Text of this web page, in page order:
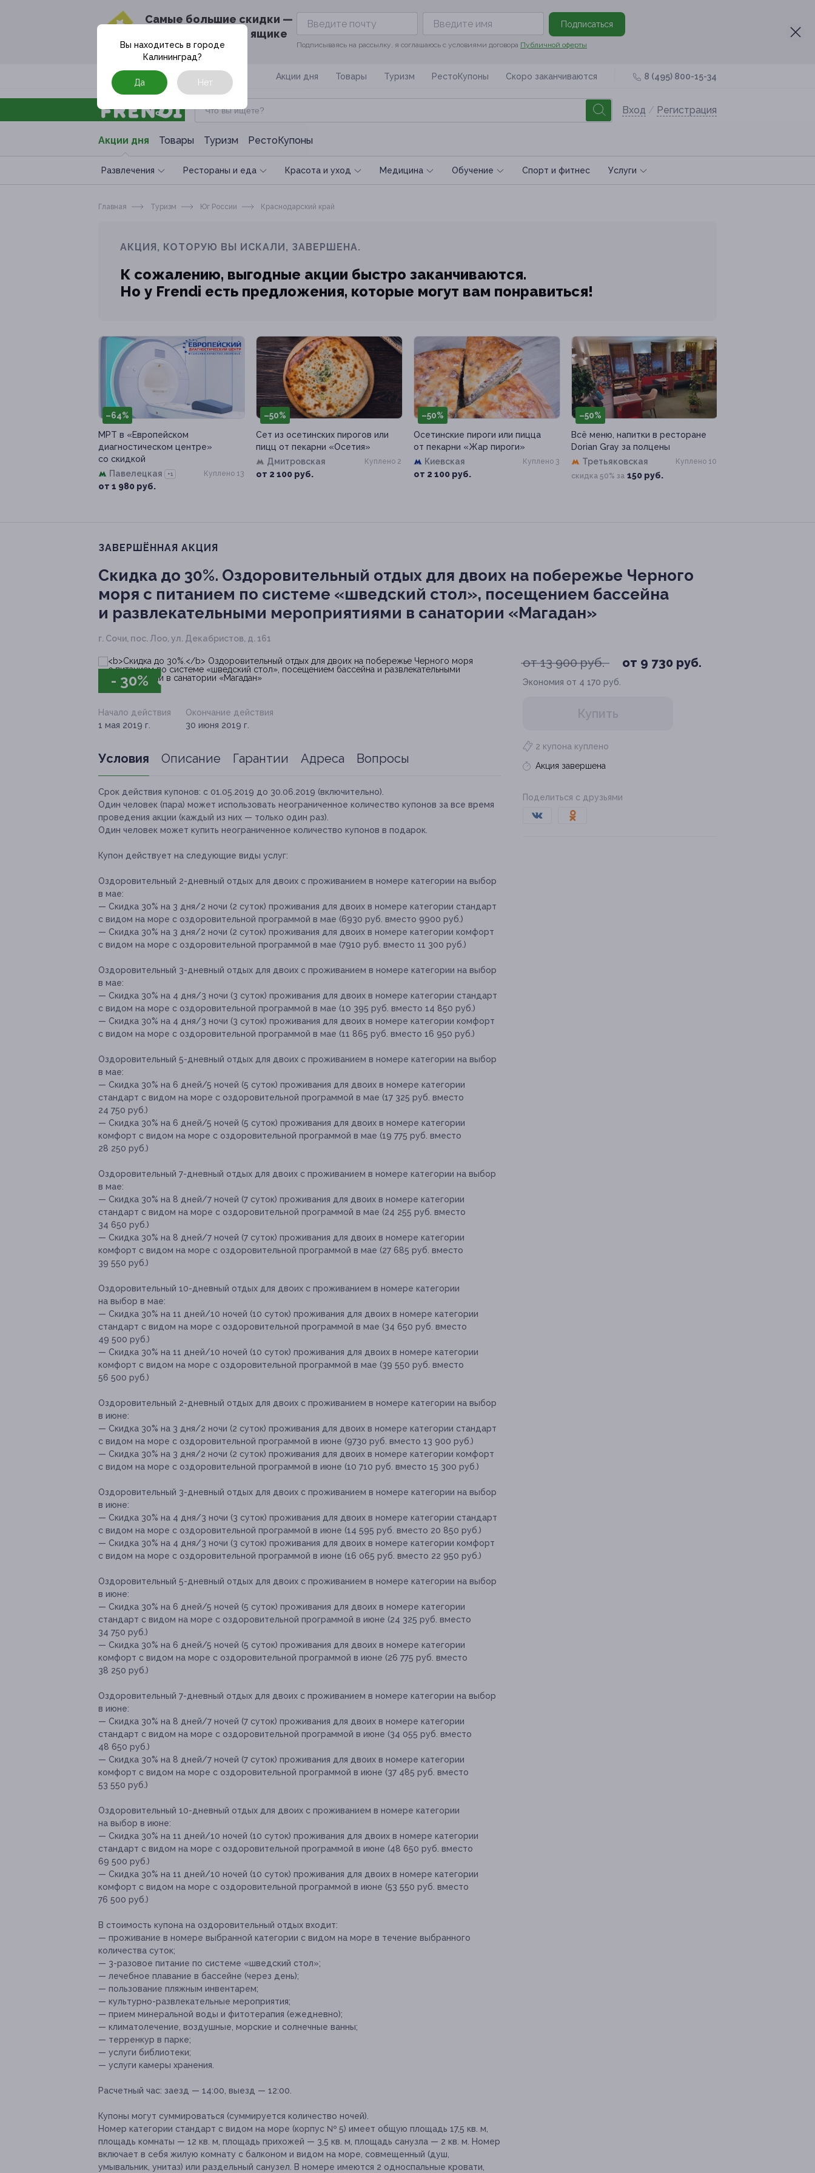
Cамые большие скидки —
в твоём почтовом ящике
Подписаться
Подписываясь на рассылку, я соглашаюсь с условиями договора Публичной оферты
Москва Акции дня Товары Туризм РестоКупоны Скоро заканчиваются 8 (495) 800-15-34
Вход / Регистрация
Акции дня Товары Туризм РестоКупоны
Развлечения Рестораны и еда Красота и уход Медицина Обучение Спoрт и фитнес Услуги
Вы находитесь в городе
Калининград?
Да Нет
Главная Туризм Юг России Краснодарский край
АКЦИЯ, КОТОРУЮ ВЫ ИСКАЛИ, ЗАВЕРШЕНА.
К сожалению, выгодные акции быстро заканчиваются.
Но у Frendi есть предложения, которые могут вам понравиться!
–64%
МРТ в «Европейском
диагностическом центре»
со скидкой
Павелецкая
+1
от 1 980 руб.
Куплено 13
–50%
Сет из осетинских пирогов или
пицц от пекарни «Осетия»
Дмитровская
от 2 100 руб.
Куплено 2
–50%
Осетинские пироги или пицца
от пекарни «Жар пироги»
Киевская
от 2 100 руб.
Куплено 3
–50%
Всё меню, напитки в ресторане
Dorian Gray за полцены
Третьяковская
скидка 50% за 150 руб.
Куплено 10
ЗАВЕРШЁННАЯ АКЦИЯ
Скидка до 30%. Оздоровительный отдых для двоих на побережье Черного
моря с питанием по системе «шведский стол», посещением бассейна
и развлекательными мероприятиями в санатории «Магадан»
г. Сочи, пос. Лоо, ул. Декабристов, д. 161
- 30%
от 13 900 руб. от 9 730 руб.
Экономия от 4 170 руб.
Купить
2 купона куплено
Акция завершена
Поделиться с друзьями
Начало действия
1 мая 2019 г.
Окончание действия
30 июня 2019 г.
Условия Описание Гарантии Адреса Вопросы
Срок действия купонов: с 01.05.2019 до 30.06.2019 (включительно).
Один человек (пара) может использовать неограниченное количество купонов за все время
проведения акции (каждый из них — только один раз).
Один человек может купить неограниченное количество купонов в подарок.
Купон действует на следующие виды услуг:
Оздоровительный 2-дневный отдых для двоих с проживанием в номере категории на выбор
в мае:
— Скидка 30% на 3 дня/2 ночи (2 суток) проживания для двоих в номере категории стандарт
с видом на море с оздоровительной программой в мае (6930 руб. вместо 9900 руб.)
— Скидка 30% на 3 дня/2 ночи (2 суток) проживания для двоих в номере категории комфорт
с видом на море с оздоровительной программой в мае (7910 руб. вместо 11 300 руб.)
Оздоровительный 3-дневный отдых для двоих с проживанием в номере категории на выбор
в мае:
— Скидка 30% на 4 дня/3 ночи (3 суток) проживания для двоих в номере категории стандарт
с видом на море с оздоровительной программой в мае (10 395 руб. вместо 14 850 руб.)
— Скидка 30% на 4 дня/3 ночи (3 суток) проживания для двоих в номере категории комфорт
с видом на море с оздоровительной программой в мае (11 865 руб. вместо 16 950 руб.)
Оздоровительный 5-дневный отдых для двоих с проживанием в номере категории на выбор
в мае:
— Скидка 30% на 6 дней/5 ночей (5 суток) проживания для двоих в номере категории
стандарт с видом на море с оздоровительной программой в мае (17 325 руб. вместо
24 750 руб.)
— Скидка 30% на 6 дней/5 ночей (5 суток) проживания для двоих в номере категории
комфорт с видом на море с оздоровительной программой в мае (19 775 руб. вместо
28 250 руб.)
Оздоровительный 7-дневный отдых для двоих с проживанием в номере категории на выбор
в мае:
— Скидка 30% на 8 дней/7 ночей (7 суток) проживания для двоих в номере категории
стандарт с видом на море с оздоровительной программой в мае (24 255 руб. вместо
34 650 руб.)
— Скидка 30% на 8 дней/7 ночей (7 суток) проживания для двоих в номере категории
комфорт с видом на море с оздоровительной программой в мае (27 685 руб. вместо
39 550 руб.)
Оздоровительный 10-дневный отдых для двоих с проживанием в номере категории
на выбор в мае:
— Скидка 30% на 11 дней/10 ночей (10 суток) проживания для двоих в номере категории
стандарт с видом на море с оздоровительной программой в мае (34 650 руб. вместо
49 500 руб.)
— Скидка 30% на 11 дней/10 ночей (10 суток) проживания для двоих в номере категории
комфорт с видом на море с оздоровительной программой в мае (39 550 руб. вместо
56 500 руб.)
Оздоровительный 2-дневный отдых для двоих с проживанием в номере категории на выбор
в июне:
— Скидка 30% на 3 дня/2 ночи (2 суток) проживания для двоих в номере категории стандарт
с видом на море с оздоровительной программой в июне (9730 руб. вместо 13 900 руб.)
— Скидка 30% на 3 дня/2 ночи (2 суток) проживания для двоих в номере категории комфорт
с видом на море с оздоровительной программой в июне (10 710 руб. вместо 15 300 руб.)
Оздоровительный 3-дневный отдых для двоих с проживанием в номере категории на выбор
в июне:
— Скидка 30% на 4 дня/3 ночи (3 суток) проживания для двоих в номере категории стандарт
с видом на море с оздоровительной программой в июне (14 595 руб. вместо 20 850 руб.)
— Скидка 30% на 4 дня/3 ночи (3 суток) проживания для двоих в номере категории комфорт
с видом на море с оздоровительной программой в июне (16 065 руб. вместо 22 950 руб.)
Оздоровительный 5-дневный отдых для двоих с проживанием в номере категории на выбор
в июне:
— Скидка 30% на 6 дней/5 ночей (5 суток) проживания для двоих в номере категории
стандарт с видом на море с оздоровительной программой в июне (24 325 руб. вместо
34 750 руб.)
— Скидка 30% на 6 дней/5 ночей (5 суток) проживания для двоих в номере категории
комфорт с видом на море с оздоровительной программой в июне (26 775 руб. вместо
38 250 руб.)
Оздоровительный 7-дневный отдых для двоих с проживанием в номере категории на выбор
в июне:
— Скидка 30% на 8 дней/7 ночей (7 суток) проживания для двоих в номере категории
стандарт с видом на море с оздоровительной программой в июне (34 055 руб. вместо
48 650 руб.)
— Скидка 30% на 8 дней/7 ночей (7 суток) проживания для двоих в номере категории
комфорт с видом на море с оздоровительной программой в июне (37 485 руб. вместо
53 550 руб.)
Оздоровительный 10-дневный отдых для двоих с проживанием в номере категории
на выбор в июне:
— Скидка 30% на 11 дней/10 ночей (10 суток) проживания для двоих в номере категории
стандарт с видом на море с оздоровительной программой в июне (48 650 руб. вместо
69 500 руб.)
— Скидка 30% на 11 дней/10 ночей (10 суток) проживания для двоих в номере категории
комфорт с видом на море с оздоровительной программой в июне (53 550 руб. вместо
76 500 руб.)
В стоимость купона на оздоровительный отдых входит:
— проживание в номере выбранной категории с видом на море в течение выбранного
количества суток;
— 3-разовое питание по системе «шведский стол»;
— лечебное плавание в бассейне (через день);
— пользование пляжным инвентарем;
— культурно-развлекательные мероприятия;
— прием минеральной воды и фитотерапия (ежедневно);
— климатолечение, воздушные, морские и солнечные ванны;
— терренкур в парке;
— услуги библиотеки;
— услуги камеры хранения.
Расчетный час: заезд — 14:00, выезд — 12:00.
Купоны могут суммироваться (суммируется количество ночей).
Номер категории стандарт с видом на море (корпус № 5) имеет общую площадь 17,5 кв. м,
площадь комнаты — 12 кв. м, площадь прихожей — 3,5 кв. м, площадь санузла — 2 кв. м. Номер
включает в себя жилую комнату с балконом и видом на море, совмещенный (душ,
умывальник, унитаз) или раздельный санузел. В номере имеются 2 односпальные кровати,